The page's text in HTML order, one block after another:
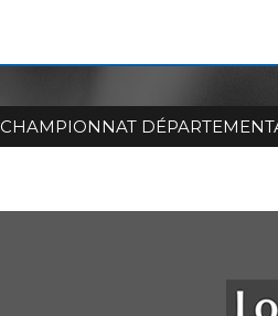
CHAMPIONNAT